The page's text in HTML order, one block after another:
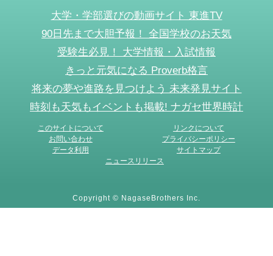
大学・学部選びの動画サイト 東進TV
90日先まで大胆予報！ 全国学校のお天気
受験生必見！ 大学情報・入試情報
きっと元気になる Proverb格言
将来の夢や進路を見つけよう 未来発見サイト
時刻も天気もイベントも掲載! ナガセ世界時計
このサイトについて
リンクについて
お問い合わせ
プライバシーポリシー
データ利用
サイトマップ
ニュースリリース
Copyright © NagaseBrothers Inc.